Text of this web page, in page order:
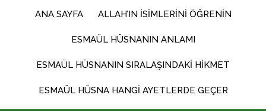
ANA SAYFA ALLAH’IN İSIMLERINI ÖĞRENIN
ESMAÜL HÜSNANIN ANLAMI
ESMAÜL HÜSNANIN SIRALAŞINDAKI HIKMET
ESMAÜL HÜSNA HANGI AYETLERDE GEÇER